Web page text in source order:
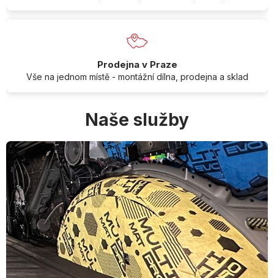
Prodejna v Praze
Vše na jednom místě - montážní dílna, prodejna a sklad
Naše služby